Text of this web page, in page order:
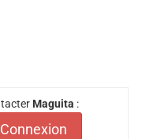
Maguita :
Connexion